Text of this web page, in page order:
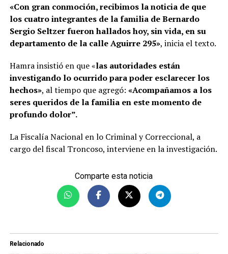
«Con gran conmoción, recibimos la noticia de que
los cuatro integrantes de la familia de Bernardo
Sergio Seltzer fueron hallados hoy, sin vida, en su
departamento de la calle Aguirre 295», inicia el texto.
Hamra insistió en que «las autoridades están
investigando lo ocurrido para poder esclarecer los
hechos», al tiempo que agregó: «Acompañamos a los
seres queridos de la familia en este momento de
profundo dolor”.
La Fiscalía Nacional en lo Criminal y Correccional, a
cargo del fiscal Troncoso, interviene en la investigación.
Comparte esta noticia
Relacionado